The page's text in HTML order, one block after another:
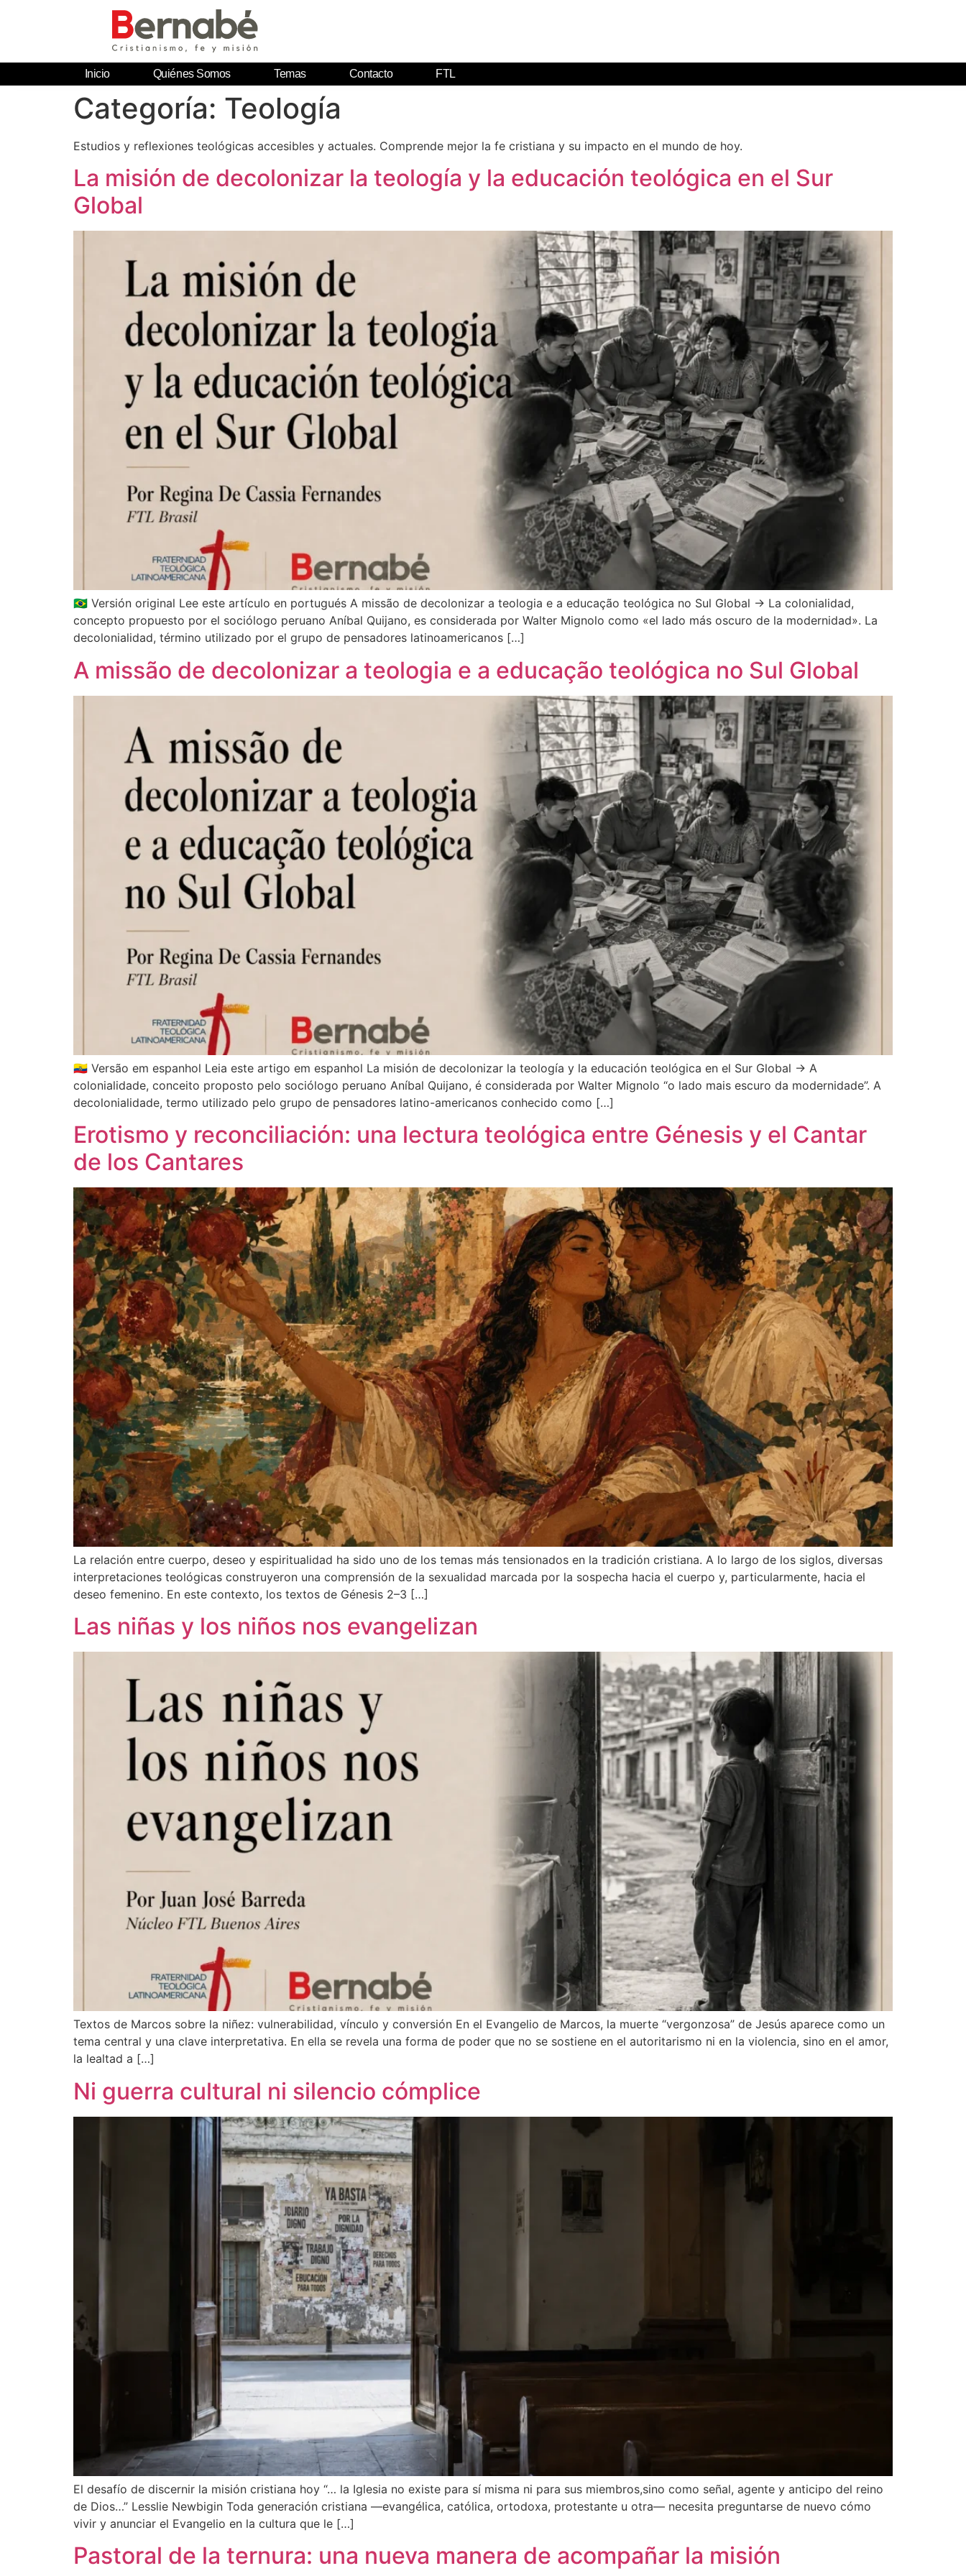
Inicio Quiénes Somos Temas Contacto FTL
Categoría: Teología
Estudios y reflexiones teológicas accesibles y actuales. Comprende mejor la fe cristiana y su impacto en el mundo de hoy.
La misión de decolonizar la teología y la educación teológica en el Sur
Global
🇧🇷 Versión original Lee este artículo en portugués A missão de decolonizar a teologia e a educação teológica no Sul Global → La colonialidad,
concepto propuesto por el sociólogo peruano Aníbal Quijano, es considerada por Walter Mignolo como «el lado más oscuro de la modernidad». La
decolonialidad, término utilizado por el grupo de pensadores latinoamericanos […]
A missão de decolonizar a teologia e a educação teológica no Sul Global
🇪🇨 Versão em espanhol Leia este artigo em espanhol La misión de decolonizar la teología y la educación teológica en el Sur Global → A
colonialidade, conceito proposto pelo sociólogo peruano Aníbal Quijano, é considerada por Walter Mignolo “o lado mais escuro da modernidade”. A
decolonialidade, termo utilizado pelo grupo de pensadores latino-americanos conhecido como […]
Erotismo y reconciliación: una lectura teológica entre Génesis y el Cantar
de los Cantares
La relación entre cuerpo, deseo y espiritualidad ha sido uno de los temas más tensionados en la tradición cristiana. A lo largo de los siglos, diversas
interpretaciones teológicas construyeron una comprensión de la sexualidad marcada por la sospecha hacia el cuerpo y, particularmente, hacia el
deseo femenino. En este contexto, los textos de Génesis 2–3 […]
Las niñas y los niños nos evangelizan
Textos de Marcos sobre la niñez: vulnerabilidad, vínculo y conversión En el Evangelio de Marcos, la muerte “vergonzosa” de Jesús aparece como un
tema central y una clave interpretativa. En ella se revela una forma de poder que no se sostiene en el autoritarismo ni en la violencia, sino en el amor,
la lealtad a […]
Ni guerra cultural ni silencio cómplice
El desafío de discernir la misión cristiana hoy “… la Iglesia no existe para sí misma ni para sus miembros,sino como señal, agente y anticipo del reino
de Dios…” Lesslie Newbigin Toda generación cristiana —evangélica, católica, ortodoxa, protestante u otra— necesita preguntarse de nuevo cómo
vivir y anunciar el Evangelio en la cultura que le […]
Pastoral de la ternura: una nueva manera de acompañar la misión